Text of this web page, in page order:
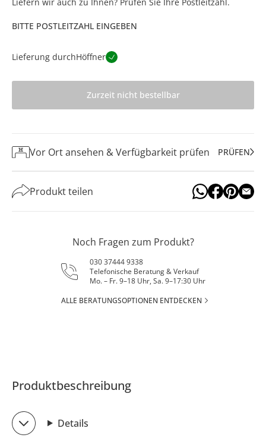
BITTE POSTLEITZAHL EINGEBEN
Lieferung durchHöffner
Zurzeit nicht bestellbar
Vor Ort ansehen & Verfügbarkeit prüfen PRÜFEN
Produkt teilen
Noch Fragen zum Produkt?
030 37444 9338
Telefonische Beratung & Verkauf
Mo. – Fr. 9–18 Uhr, Sa. 9–17:30 Uhr
ALLE BERATUNGSOPTIONEN ENTDECKEN
Produktbeschreibung
Details